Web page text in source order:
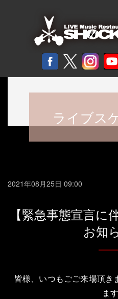
ライブス
2021年08月25日 09:00
【緊急事態宣言に
お知
皆様、いつもごご来場頂き
ます